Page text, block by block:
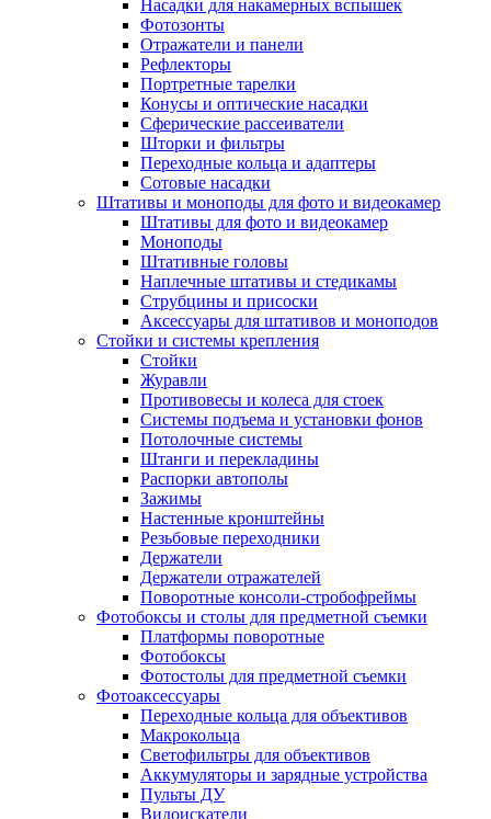
Насадки для накамерных вспышек
Фотозонты
Отражатели и панели
Рефлекторы
Портретные тарелки
Конусы и оптические насадки
Сферические рассеиватели
Шторки и фильтры
Переходные кольца и адаптеры
Сотовые насадки
Штативы и моноподы для фото и видеокамер
Штативы для фото и видеокамер
Моноподы
Штативные головы
Наплечные штативы и стедикамы
Струбцины и присоски
Аксессуары для штативов и моноподов
Стойки и системы крепления
Стойки
Журавли
Противовесы и колеса для стоек
Системы подъема и установки фонов
Потолочные системы
Штанги и перекладины
Распорки автополы
Зажимы
Настенные кронштейны
Резьбовые переходники
Держатели
Держатели отражателей
Поворотные консоли-стробофреймы
Фотобоксы и столы для предметной съемки
Платформы поворотные
Фотобоксы
Фотостолы для предметной съемки
Фотоаксессуары
Переходные кольца для объективов
Макрокольца
Светофильтры для объективов
Аккумуляторы и зарядные устройства
Пульты ДУ
Видоискатели